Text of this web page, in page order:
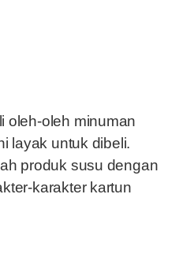
oleh-oleh minuman
layak untuk dibeli.
produk susu dengan
karakter kartun